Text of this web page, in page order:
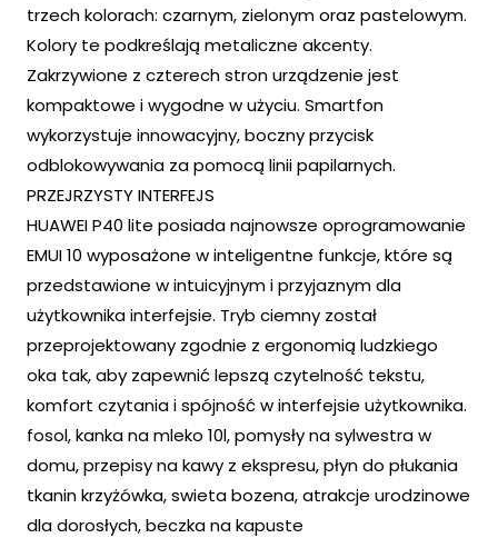
trzech kolorach: czarnym, zielonym oraz pastelowym.
Kolory te podkreślają metaliczne akcenty.
Zakrzywione z czterech stron urządzenie jest
kompaktowe i wygodne w użyciu. Smartfon
wykorzystuje innowacyjny, boczny przycisk
odblokowywania za pomocą linii papilarnych.
PRZEJRZYSTY INTERFEJS
HUAWEI P40 lite posiada najnowsze oprogramowanie
EMUI 10 wyposażone w inteligentne funkcje, które są
przedstawione w intuicyjnym i przyjaznym dla
użytkownika interfejsie. Tryb ciemny został
przeprojektowany zgodnie z ergonomią ludzkiego
oka tak, aby zapewnić lepszą czytelność tekstu,
komfort czytania i spójność w interfejsie użytkownika.
fosol, kanka na mleko 10l, pomysły na sylwestra w
domu, przepisy na kawy z ekspresu, płyn do płukania
tkanin krzyżówka, swieta bozena, atrakcje urodzinowe
dla dorosłych, beczka na kapuste